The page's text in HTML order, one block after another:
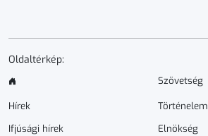
Oldaltérkép:
Hírek
Ifjúsági hírek
Szövetség
Történelem
Elnökség